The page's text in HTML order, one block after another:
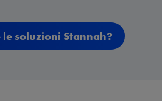
le soluzioni Stannah?